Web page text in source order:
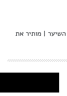
השיער | מותיר את